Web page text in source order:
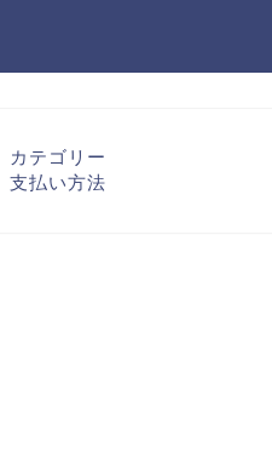
カテゴリー
支払い方法